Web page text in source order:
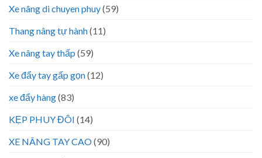
Xe nâng di chuyen phuy(59)
Thang nâng tự hành(11)
Xe nâng tay thấp (59)
Xe đẩy tay gấp gọn(12)
xe đẩy hàng(83)
KẸP PHUY ĐÔI (14)
XE NÂNG TAY CAO(90)